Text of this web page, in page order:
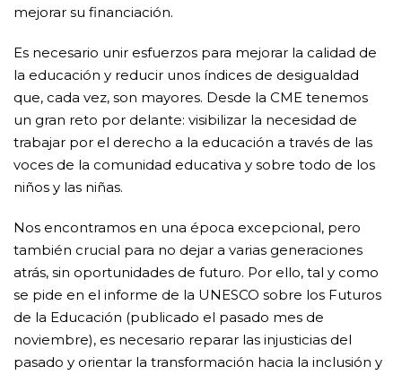
mejorar su financiación.
Es necesario unir esfuerzos para mejorar la calidad de
la educación y reducir unos índices de desigualdad
que, cada vez, son mayores. Desde la CME tenemos
un gran reto por delante: visibilizar la necesidad de
trabajar por el derecho a la educación a través de las
voces de la comunidad educativa y sobre todo de los
niños y las niñas.
Nos encontramos en una época excepcional, pero
también crucial para no dejar a varias generaciones
atrás, sin oportunidades de futuro. Por ello, tal y como
se pide en el informe de la UNESCO sobre los Futuros
de la Educación (publicado el pasado mes de
noviembre), es necesario reparar las injusticias del
pasado y orientar la transformación hacia la inclusión y